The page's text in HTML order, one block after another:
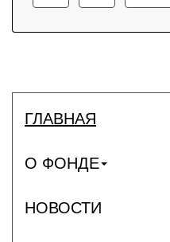
ГЛАВНАЯ
О ФОНДЕ
НОВОСТИ